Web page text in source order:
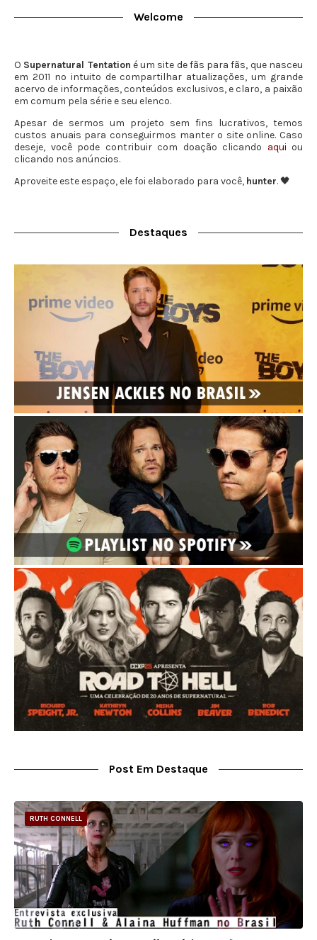
Welcome
O Supernatural Tentation é um site de fãs para fãs, que nasceu
em 2011 no intuito de compartilhar atualizações, um grande
acervo de informações, conteúdos exclusivos, e claro, a paixão
em comum pela série e seu elenco.
Apesar de sermos um projeto sem fins lucrativos, temos
custos anuais para conseguirmos manter o site online. Caso
deseje, você pode contribuir com doação clicando aqui ou
clicando nos anúncios.
Aproveite este espaço, ele foi elaborado para você, hunter. 🖤
Destaques
Post Em Destaque
RUTH CONNELL